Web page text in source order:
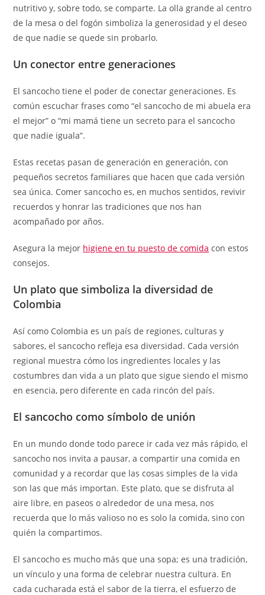
nutritivo y, sobre todo, se comparte. La olla grande al centro
de la mesa o del fogón simboliza la generosidad y el deseo
de que nadie se quede sin probarlo.
Un conector entre generaciones
El sancocho tiene el poder de conectar generaciones. Es
común escuchar frases como “el sancocho de mi abuela era
el mejor” o “mi mamá tiene un secreto para el sancocho
que nadie iguala”.
Estas recetas pasan de generación en generación, con
pequeños secretos familiares que hacen que cada versión
sea única. Comer sancocho es, en muchos sentidos, revivir
recuerdos y honrar las tradiciones que nos han
acompañado por años.
Asegura la mejor higiene en tu puesto de comida con estos
consejos.
Un plato que simboliza la diversidad de
Colombia
Así como Colombia es un país de regiones, culturas y
sabores, el sancocho refleja esa diversidad. Cada versión
regional muestra cómo los ingredientes locales y las
costumbres dan vida a un plato que sigue siendo el mismo
en esencia, pero diferente en cada rincón del país.
El sancocho como símbolo de unión
En un mundo donde todo parece ir cada vez más rápido, el
sancocho nos invita a pausar, a compartir una comida en
comunidad y a recordar que las cosas simples de la vida
son las que más importan. Este plato, que se disfruta al
aire libre, en paseos o alrededor de una mesa, nos
recuerda que lo más valioso no es solo la comida, sino con
quién la compartimos.
El sancocho es mucho más que una sopa; es una tradición,
un vínculo y una forma de celebrar nuestra cultura. En
cada cucharada está el sabor de la tierra, el esfuerzo de